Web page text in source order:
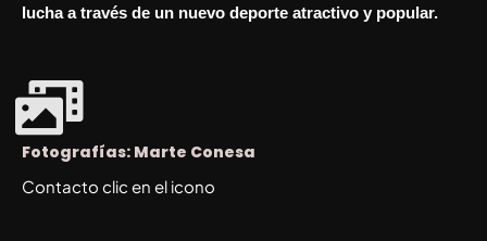
lucha a través de un nuevo deporte atractivo y popular.
Fotografías: Marte Conesa
Contacto clic en el icono